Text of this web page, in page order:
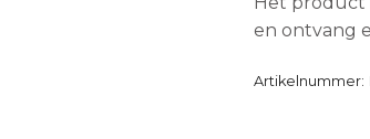
en ontvang
Artikelnummer: